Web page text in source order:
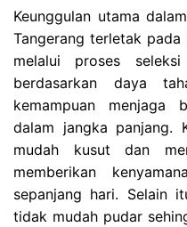
Keunggulan utama
Tangerang terletak
melalui proses
berdasarkan daya
kemampuan menjaga
dalam jangka panjang.
mudah kusut dan
memberikan
sepanjang hari. Selain
tidak mudah pudar